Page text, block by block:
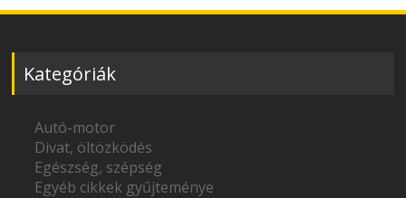
Kategóriák
Autó-motor
Divat, öltözködés
Egészség, szépség
Egyéb cikkek gyűjteménye